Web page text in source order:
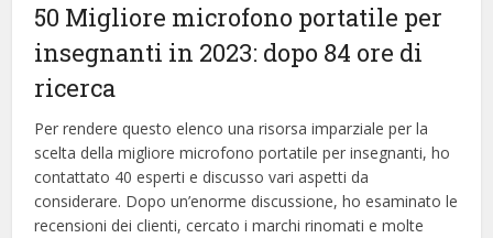
50 Migliore microfono portatile per
insegnanti in 2023: dopo 84 ore di
ricerca
Per rendere questo elenco una risorsa imparziale per la
scelta della migliore microfono portatile per insegnanti, ​​ho
contattato 40 esperti e discusso vari aspetti da
considerare. Dopo un’enorme discussione, ho esaminato le
recensioni dei clienti, cercato i marchi rinomati e molte